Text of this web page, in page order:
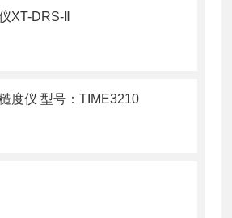
XT-DRS-Ⅱ
度仪 型号：TIME3210